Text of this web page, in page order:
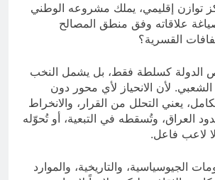
توازن إقليمي، يملك مشروعه الوطني
علاقاته وفق منطق المصالح
القسرية؟
الدولة كسلطة فقط، بل يشمل النخب
الشعبي. لأن الانحياز لأي محور دون
يعني التحلل من القرار، والانخراط
العراق، وتُسقطه في التبعية، أو تُحوّله
لاعب فاعل.
الجيوسياسية، والتاريخية، والموارد